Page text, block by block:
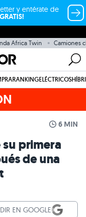
y entérate de
Africa Twin Camiones
RANKINGELÉCTRICOS
6 MIN
primera
de una
EN GOOGLE